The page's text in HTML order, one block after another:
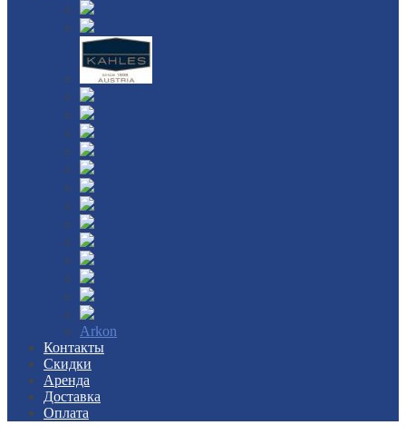
Arkon
Контакты
Скидки
Аренда
Доставка
Оплата